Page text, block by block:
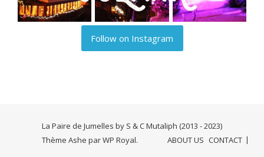
Follow on Instagram
La Paire de Jumelles by S & C Mutaliph (2013 - 2023)
ABOUT US CONTACT
Thème Ashe parWP Royal.